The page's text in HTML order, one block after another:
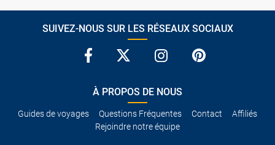
SUIVEZ-NOUS SUR LES RÉSEAUX SOCIAUX
À PROPOS DE NOUS
Guides de voyages Questions Fréquentes Contact
Affiliés
Rejoindre notre équipe